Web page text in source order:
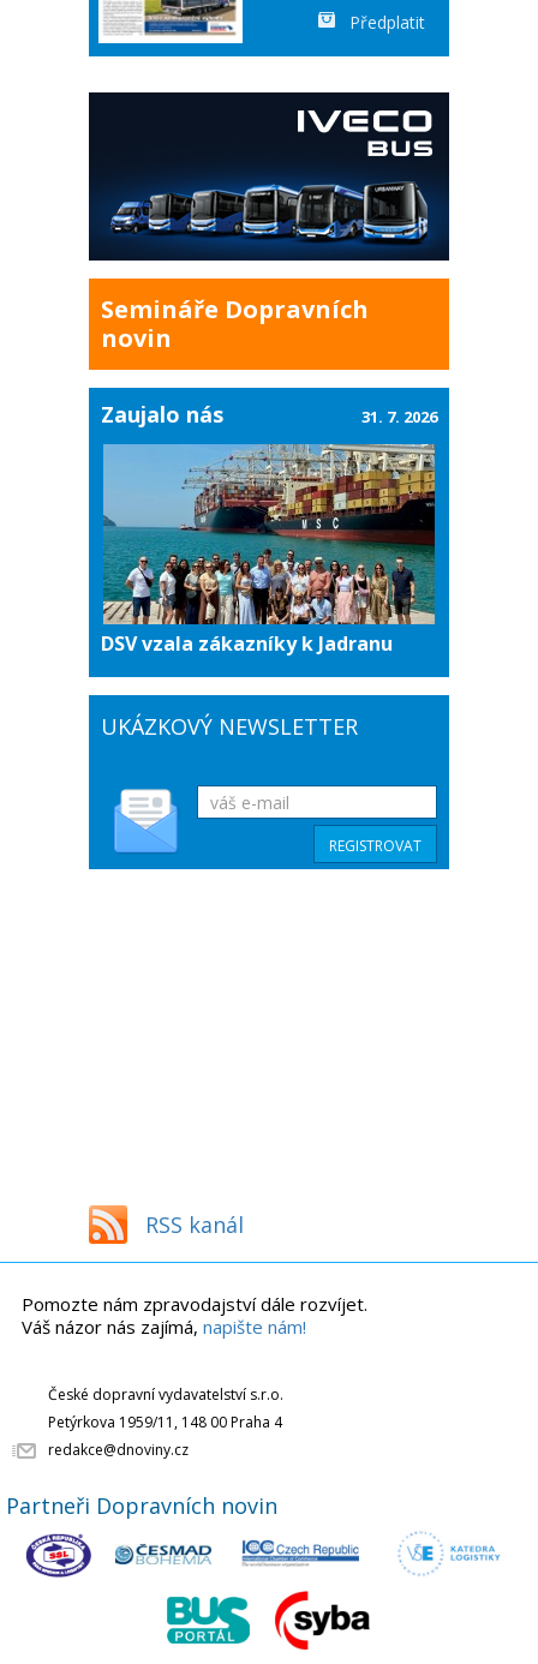
Předplatit
Semináře Dopravních
novin
Zaujalo nás
DSV vzala zákazníky k Jadranu
31. 7. 2026
UKÁZKOVÝ NEWSLETTER
RSS kanál
Pomozte nám zpravodajství dále rozvíjet.
Váš názor nás zajímá, napište nám!
České dopravní vydavatelství s.r.o.
Petýrkova 1959/11, 148 00 Praha 4
redakce@dnoviny.cz
Partneři Dopravních novin